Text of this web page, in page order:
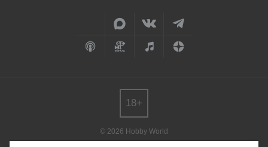
© 2026 Hobby World
18+